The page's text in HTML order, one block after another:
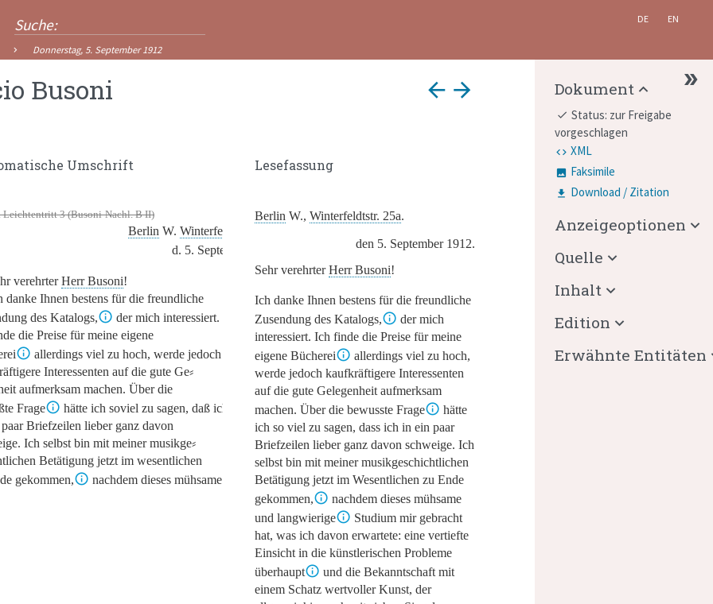
DE EN
Donnerstag, 5. September 1912
Busoni arrow_back arrow_forward
Umschrift Lesefassung
Leichtentritt 3 (Busoni-Nachl. B II) [1]
Berlin W. Winterfeld Str. 25
d. 5. Septemb. 1912.
verehrterHerr Busoni!
danke Ihnen bestens für die freundliche
des Katalogs,
der mich interessiert.
die Preise für meine eigene
allerdings viel zu hoch, werde jedoch
Interessenten auf die gute Ge⸗
aufmerksam machen. Über die
Frage
hätte ich soviel zu sagen, daß ich
Briefzeilen lieber ganz davon
Ich selbst bin mit meiner musikge⸗
Betätigung jetzt im wesentlichen
gekommen,
nachdem dieses mühsame und
Berlin W., Winterfeldtstr. 25a.
den 5. September 1912.
Sehr verehrterHerr Busoni!
Ich danke Ihnen bestens für die freundliche
Zusendung des Katalogs,
der mich
interessiert. Ich finde die Preise für meine
eigene Bücherei
allerdings viel zu hoch,
werde jedoch kaufkräftigere Interessenten
auf die gute Gelegenheit aufmerksam
machen. Über die bewusste Frage
hätte
ich so viel zu sagen, dass ich in ein paar
Briefzeilen lieber ganz davon schweige. Ich
selbst bin mit meiner musikgeschichtlichen
Betätigung jetzt im Wesentlichen zu Ende
gekommen,
nachdem dieses mühsame
und langwierige
Studium mir gebracht
hat, was ich davon erwartete: eine vertiefte
Einsicht in die künstlerischen Probleme
überhaupt
und die Bekanntschaft mit
einem Schatz wertvoller Kunst, der
Dokument
done Status: zur Freigabe
vorgeschlagen
XML
Faksimile
Download / Zitation
Anzeigeoptionen
Quelle
Inhalt
Edition
Erwähnte Entitäten